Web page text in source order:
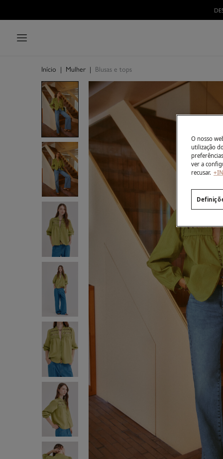
Início | Mulher | Blusas e tops
O nosso
utilização
ver a
recusar.